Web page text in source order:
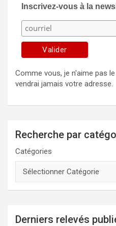
Inscrivez-vous à la
Comme vous, je n'aime pas
vendrai jamais votre adresse.
Recherche par
Catégories
Derniers relevés